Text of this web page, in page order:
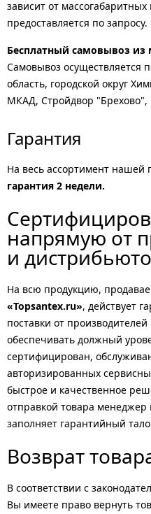
зависит от
предоставляется по запросу.
Бесплатный самовывоз из
Самовывоз осуществляется
область, городской округ
МКАД, Стройдвор "Брехово",
Гарантия
На весь ассортимент нашей
гарантия 2 недели.
напрямую от
и
На всю продукцию,
«Topsantex.ru», действует
поставки от
обеспечивать должный
сертифицирован,
авторизированных
быстрое и качественное
отправкой товара
заполняет гарантийный
Возврат
В соответствии с
Вы имеете право вернуть